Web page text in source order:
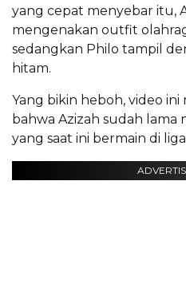
yang cepat menyebar itu,
mengenakan outfit
sedangkan Philo tampil
hitam.
Yang bikin heboh, video
bahwa Azizah sudah lama
yang saat ini bermain di